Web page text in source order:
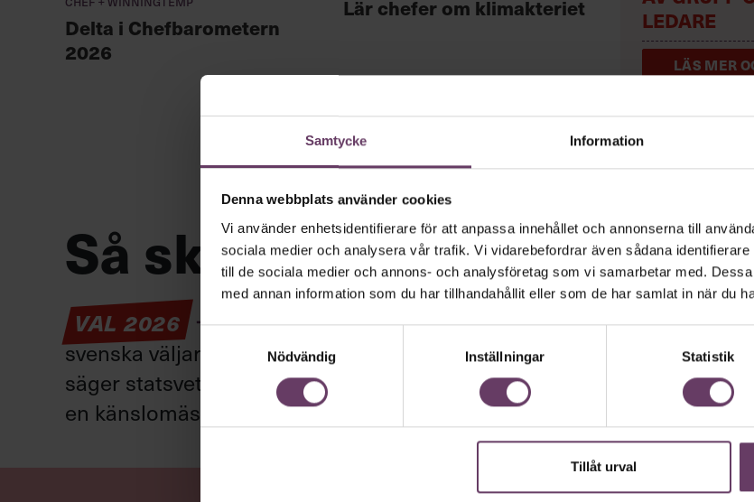
Samtycke Information
Denna webbplats använder cookies
Vi använder enhetsidentifierare för att anpassa innehållet och annonserna till
sociala medier och analysera vår trafik. Vi vidarebefordrar även sådana
till de sociala medier och annons- och analysföretag som vi samarbetar med.
med annan information som du har tillhandahållit eller som de har samlat in när du
Nödvändig
Inställningar Statistik
Tillåt urval
Delta i Chefbarometern
2026
Lär chefer om klimakteriet
LEDARE
LÄS MER
Så ska en partiledare vara
VAL 2026
Provokation, glamour och galna utspel? Nej, det är
svenska väljare. Här är det fortfarande den måttfulla partiledarstilen
säger statsvetaren Jenny Madestam: ”Hellre en tråkig partiledare i
en känslomässig spelevink i högklackat.”